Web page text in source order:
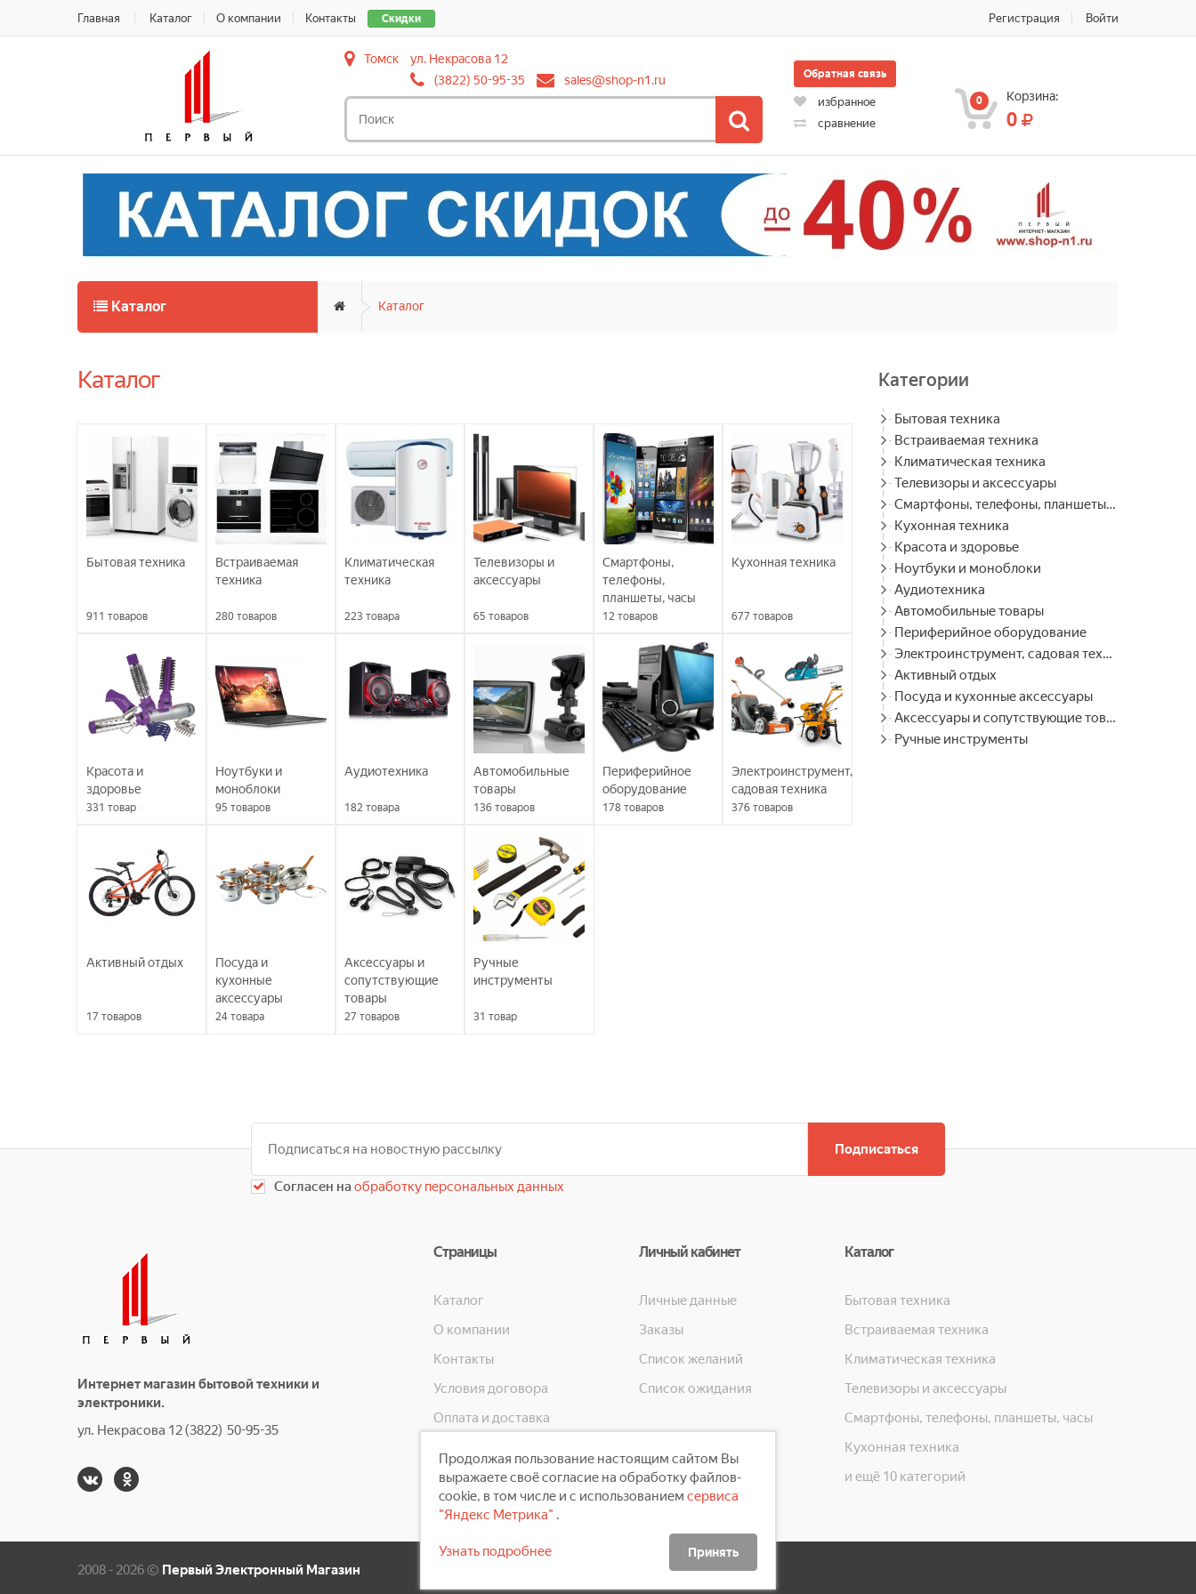
Скидки
Главная Каталог О компании Контакты Регистрация Войти
Томск
ул. Некрасова 12
(3822) 50-95-35
sales@shop-n1.ru Обратная связь
избранное
сравнение
0 Корзина:
0
Каталог Каталог
Каталог
Бытовая техника
911 товаров
Встраиваемая
техника
280 товаров
Климатическая
техника
223 товара
Телевизоры и
аксессуары
65 товаров
Смартфоны,
телефоны,
планшеты, часы
12 товаров
Кухонная техника
677 товаров
Красота и
здоровье
331 товар
Ноутбуки и
моноблоки
95 товаров
Аудиотехника
182 товара
Автомобильные
товары
136товаров
Периферийное
оборудование
178 товаров
Электроинструмент,
садовая техника
376товаров
Активный отдых
17 товаров
Посуда и
кухонные
аксессуары
24товара
Аксессуары и
сопутствующие
товары
27 товаров
Ручные
инструменты
31 товар
Категории
Бытовая техника
Встраиваемая техника
Климатическая техника
Телевизоры и аксессуары
Смартфоны, телефоны, планшеты, часы
Кухонная техника
Красота и здоровье
Ноутбуки и моноблоки
Аудиотехника
Автомобильные товары
Периферийное оборудование
Электроинструмент, садовая техника
Активный отдых
Посуда и кухонные аксессуары
Аксессуары и сопутствующие товары
Ручные инструменты
Подписаться
Согласен наобработку персональных данных
Интернет магазин бытовой техники и
электроники.
ул. Некрасова 12 (3822) 50-95-35
Страницы
Каталог
О компании
Контакты
Условия договора
Оплата и доставка
Скидки
Личный кабинет
Личные данные
Заказы
Список желаний
Список ожидания
Каталог
Бытовая техника
Встраиваемая техника
Климатическая техника
Телевизоры и аксессуары
Смартфоны, телефоны, планшеты, часы
Кухонная техника
и ещё 10 категорий
2008 - 2026 © Первый Электронный Магазин
Продолжая пользование настоящим сайтом Вы
выражаете своё согласие на обработку файлов-
cookie, в том числе и с использованием сервиса
"Яндекс Метрика" .
Узнать подробнее Принять